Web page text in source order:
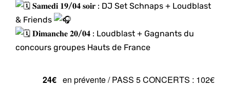
𝐒𝐚𝐦𝐞𝐝𝐢 𝟏𝟗/𝟎𝟒 𝐬𝐨𝐢𝐫 : DJ Set Schnaps + Loudblast
& Friends
𝐃𝐢𝐦𝐚𝐧𝐜𝐡𝐞 𝟐𝟎/𝟎𝟒 : Loudblast + Gagnants du
concours groupes Hauts de France
24€ en prévente / PASS 5 CONCERTS : 102€